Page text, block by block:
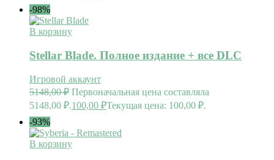
-98%
В корзину
Stellar Blade. Полное издание + все DLC
Игровой аккаунт
5148,00₽ Первоначальная цена составляла
5148,00 ₽.100,00 ₽Текущая цена: 100,00 ₽.
-93%
В корзину